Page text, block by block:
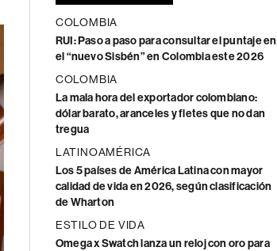
COLOMBIA
RUI: Paso a paso para consultar el puntaje en
el “nuevo Sisbén” en Colombia este 2026
COLOMBIA
La mala hora del exportador colombiano:
dólar barato, aranceles y fletes que no dan
tregua
LATINOAMÉRICA
Los 5 países de América Latina con mayor
calidad de vida en 2026, según clasificación
de Wharton
ESTILO DE VIDA
Omega x Swatch lanza un reloj con oro para